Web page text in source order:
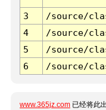
3 /source/
4
/source/
5
/source/
6
/source/
www.365jz.com 已经将此